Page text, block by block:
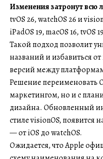
Изменения затронут всю
tvOS 26, watchOS 26 и
iPadOS 19, macOS 16, tvOS
Такой подход позволит
названий и избавиться
версий между
Решение переименовать
маркетингом, но и с
дизайна. Обновленный
стиле visionOS, появится
— от iOS до watchOS.
Ожидается, что Apple